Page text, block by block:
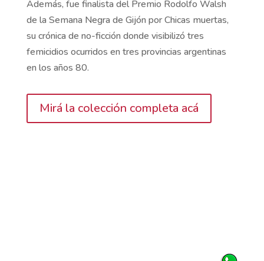
Además, fue finalista del Premio Rodolfo Walsh
de la Semana Negra de Gijón por Chicas muertas,
su crónica de no-ficción donde visibilizó tres
femicidios ocurridos en tres provincias argentinas
en los años 80.
Mirá la colección completa acá